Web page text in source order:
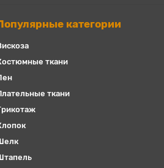
категории
ткани
ткани